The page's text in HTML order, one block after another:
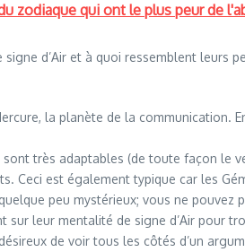
zodiaque qui ont le plus peur de
d’Air et à quoi ressemblent leurs
la planète de la communication.
sont très adaptables (de toute façon
Ceci est également typique car les
peu mystérieux; vous ne pouvez
sur leur mentalité de signe d’Air pour
de voir tous les côtés d’un